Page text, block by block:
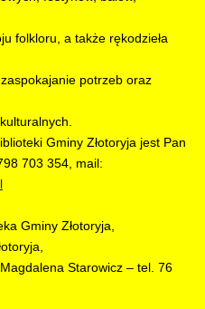
folkloru, a także rękodzieła
potrzeb oraz
Gminy Złotoryja jest Pan
703 354, mail:
Gminy Złotoryja,
Starowicz – tel. 76